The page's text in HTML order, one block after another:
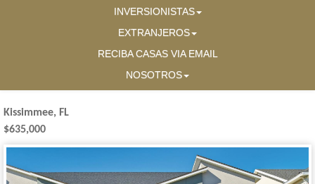
INVERSIONISTAS
EXTRANJEROS
RECIBA CASAS VIA EMAIL
NOSOTROS
Kissimmee, FL
$635,000